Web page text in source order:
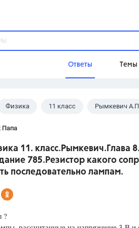
Ответы Темы
9 класс,
Физика 11 класс Рымкевич
11. класс.Рымкевич.Глава
785.Резистор какого
последовательно лампам.
?